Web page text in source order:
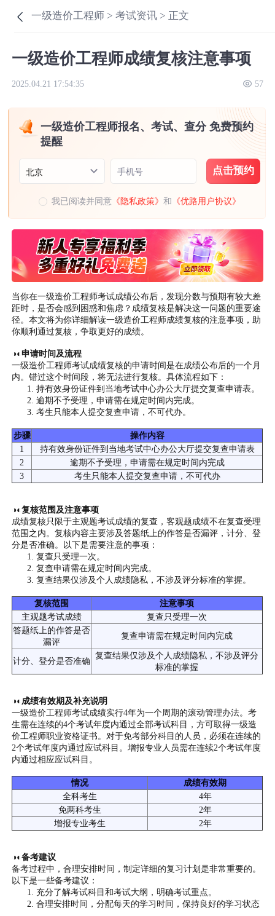
一级造价工程师 >考试资讯 > 正文
一级造价工程师成绩复核注意事项
2025.04.21 17:54:35 57
一级造价工程师报名、考试、查分 免费预约
提醒
北京 手机号 点击预约
我已阅读并同意 《隐私政策》和 《优路用户协议》
当你在一级造价工程师考试成绩公布后，发现分数与预期有较大差
距时，是否会感到困惑和焦虑？成绩复核是解决这一问题的重要途
径。本文将为你详细解读一级造价工程师成绩复核的注意事项，助
你顺利通过复核，争取更好的成绩。
◑◐申请时间及流程
一级造价工程师考试成绩复核的申请时间是在成绩公布后的一个月
内。错过这个时间段，将无法进行复核。具体流程如下：
持有效身份证件到当地考试中心办公大厅提交复查申请表。
逾期不予受理，申请需在规定时间内完成。
考生只能本人提交复查申请，不可代办。
步骤
操作内容
1
持有效身份证件到当地考试中心办公大厅提交复查申请表
2
逾期不予受理，申请需在规定时间内完成
3
考生只能本人提交复查申请，不可代办
◑◐复核范围及注意事项
成绩复核只限于主观题考试成绩的复查，客观题成绩不在复查受理
范围之内。复核内容主要涉及答题纸上的作答是否漏评，计分、登
分是否准确。以下是需要注意的事项：
复查只受理一次。
复查申请需在规定时间内完成。
复查结果仅涉及个人成绩隐私，不涉及评分标准的掌握。
复核范围
注意事项
主观题考试成绩
复查只受理一次
答题纸上的作答是否
漏评
复查申请需在规定时间内完成
计分、登分是否准确
复查结果仅涉及个人成绩隐私，不涉及评分
标准的掌握
◑◐成绩有效期及补充说明
一级造价工程师考试成绩实行4年为一个周期的滚动管理办法。考
生需在连续的4个考试年度内通过全部考试科目，方可取得一级造
价工程师职业资格证书。对于免考部分科目的人员，必须在连续的
2个考试年度内通过应试科目。增报专业人员需在连续2个考试年度
内通过相应应试科目。
情况
成绩有效期
全科考生
4年
免两科考生
2年
增报专业考生
2年
◑◐备考建议
备考过程中，合理安排时间，制定详细的复习计划是非常重要的。
以下是一些备考建议：
充分了解考试科目和考试大纲，明确考试重点。
合理安排时间，分配每天的学习时间，保持良好的学习状态